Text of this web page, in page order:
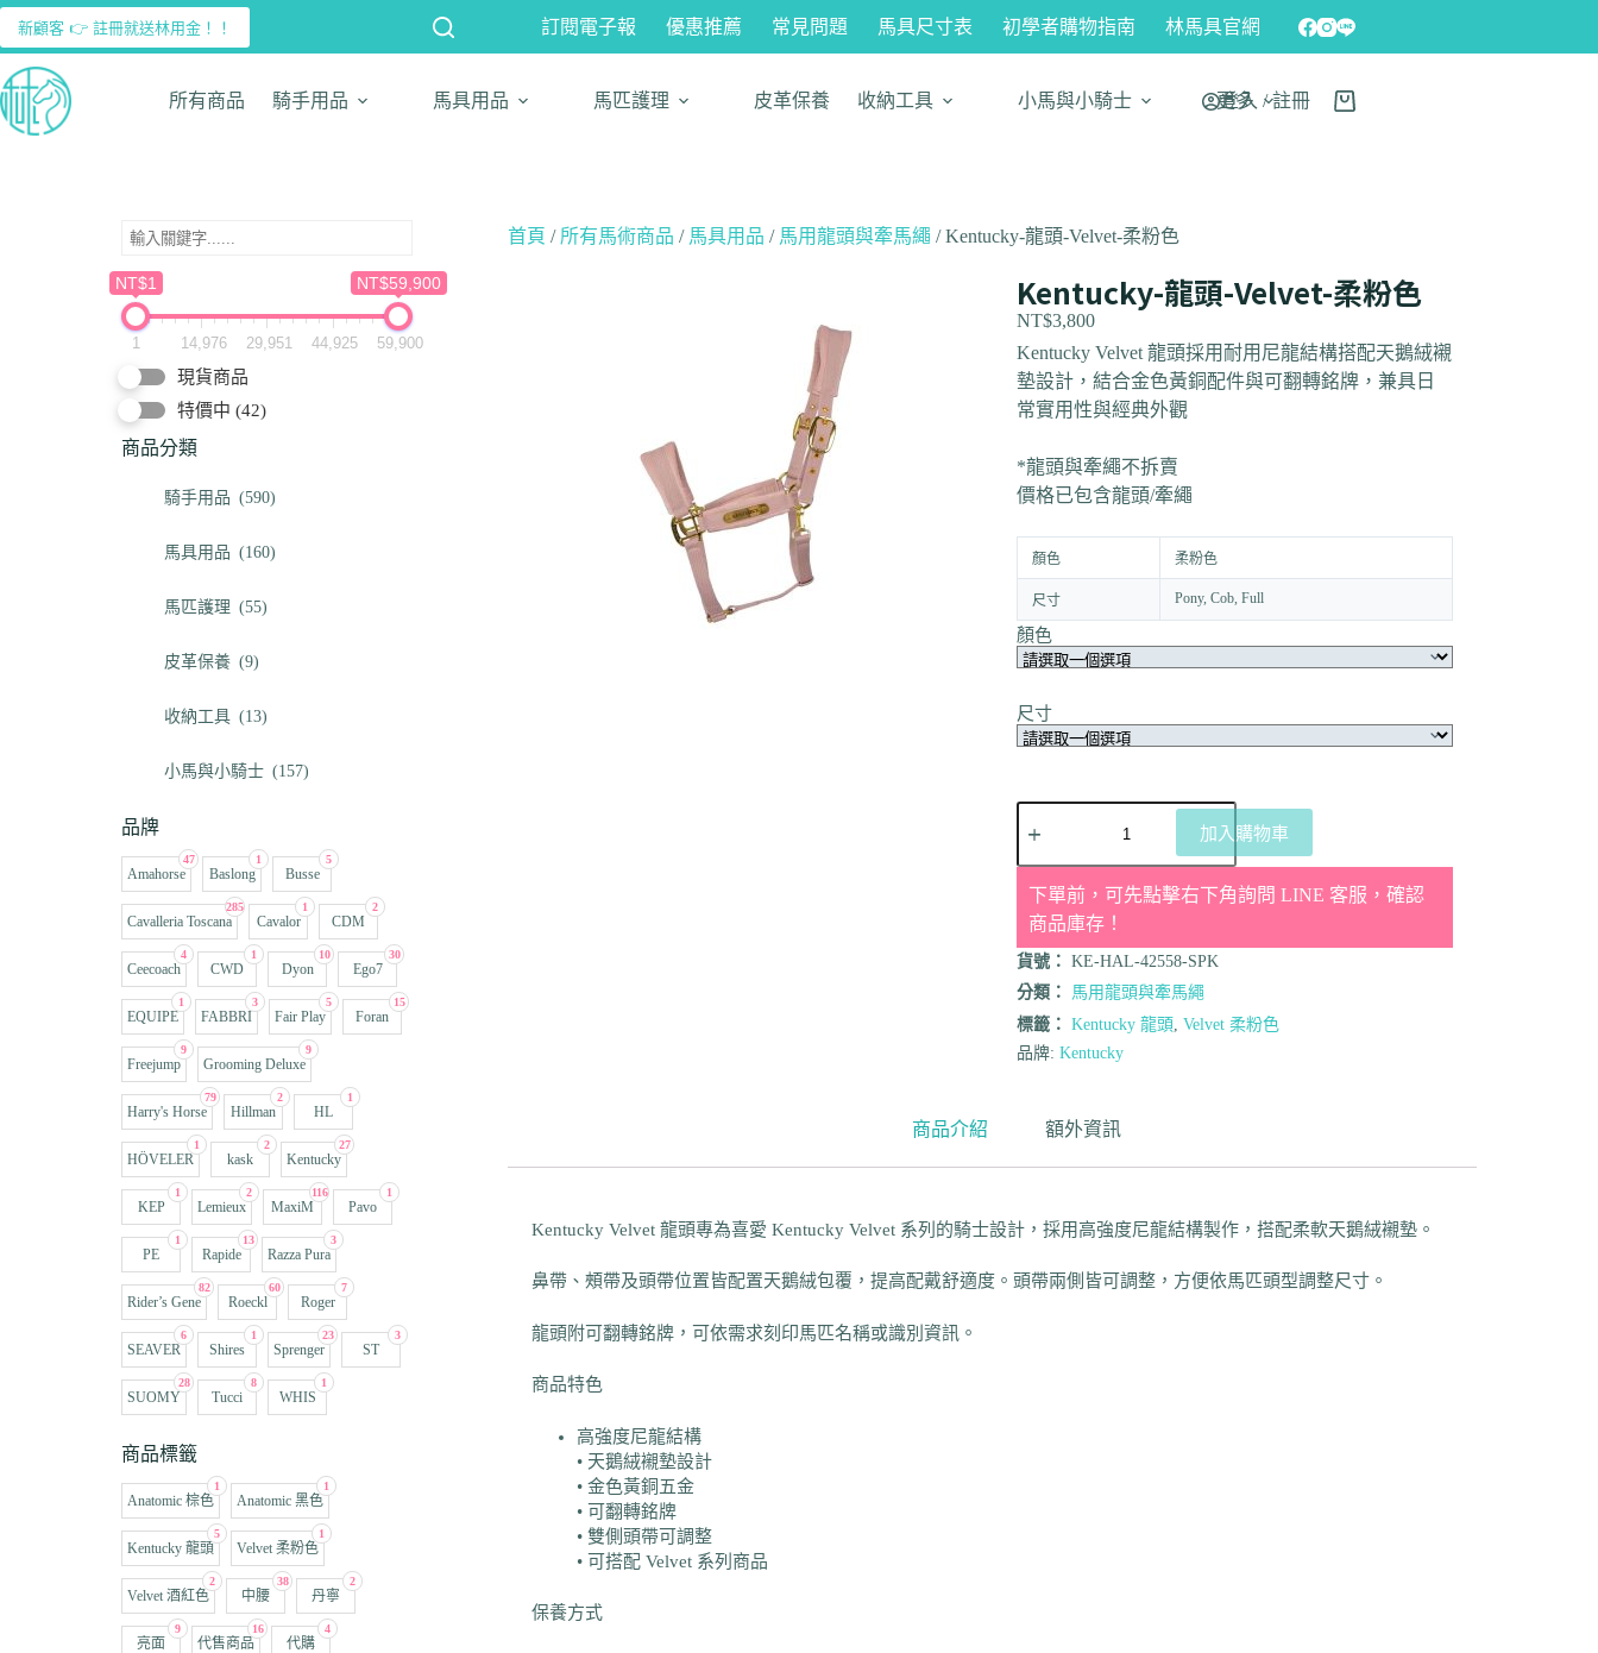
新顧客 👉 註冊就送林用金！！ 訂閱電子報 優惠推薦 常見問題 馬具尺寸表 初學者購物指南 林馬具官網
所有商品 騎手用品 馬具用品 馬匹護理 皮革保養 收納工具 小馬與小騎士 更多
登入 / 註冊
NT$1 NT$59,900
1 14,976 29,951 44,925 59,900
現貨商品
特價中 (42)
商品分類
騎手用品 (590)
馬具用品 (160)
馬匹護理 (55)
皮革保養 (9)
收納工具 (13)
小馬與小騎士 (157)
品牌
47
Amahorse
1
Baslong
5
Busse
285
Cavalleria Toscana
1
Cavalor
2
CDM
4
Ceecoach
1
CWD
10
Dyon
30
Ego7
1
EQUIPE
3
FABBRI
5
Fair Play
15
Foran
9
Freejump
9
Grooming Deluxe
79
Harry's Horse
2
Hillman
1
HL
1
HÖVELER
2
kask
27
Kentucky
1
KEP
2
Lemieux
116
MaxiM
1
Pavo
1
PE
13
Rapide
3
Razza Pura
82
Rider’s Gene
60
Roeckl
7
Roger
6
SEAVER
1
Shires
23
Sprenger
3
ST
28
SUOMY
8
Tucci
1
WHIS
商品標籤
1
Anatomic 棕色
1
Anatomic 黑色
5
Kentucky 龍頭
1
Velvet 柔粉色
2
Velvet 酒紅色
38
中腰
2
丹寧
9
亮面
16
代售商品
4
代購
首頁 / 所有馬術商品 / 馬具用品 / 馬用龍頭與牽馬繩 / Kentucky-龍頭-Velvet-柔粉色
Kentucky-龍頭-Velvet-柔粉色
NT$3,800
Kentucky Velvet 龍頭採用耐用尼龍結構搭配天鵝絨襯
墊設計，結合金色黃銅配件與可翻轉銘牌，兼具日
常實用性與經典外觀
*龍頭與牽繩不拆賣
價格已包含龍頭/牽繩
顏色 柔粉色
尺寸 Pony, Cob, Full
顏色
尺寸
加入購物車
下單前，可先點擊右下角詢問 LINE 客服，確認
商品庫存！
貨號： KE-HAL-42558-SPK
分類：
馬用龍頭與牽馬繩
標籤： Kentucky 龍頭, Velvet 柔粉色
品牌: Kentucky
商品介紹 額外資訊
Kentucky Velvet 龍頭專為喜愛 Kentucky Velvet 系列的騎士設計，採用高強度尼龍結構製作，搭配柔軟天鵝絨襯墊。
鼻帶、頰帶及頭帶位置皆配置天鵝絨包覆，提高配戴舒適度。頭帶兩側皆可調整，方便依馬匹頭型調整尺寸。
龍頭附可翻轉銘牌，可依需求刻印馬匹名稱或識別資訊。
商品特色
高強度尼龍結構
• 天鵝絨襯墊設計
• 金色黃銅五金
• 可翻轉銘牌
• 雙側頭帶可調整
• 可搭配 Velvet 系列商品
保養方式